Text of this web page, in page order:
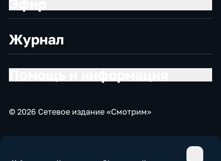
Журнал
© 2026 Сетевое издание «Смотрим»